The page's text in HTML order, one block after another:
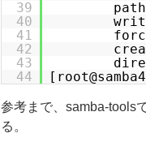
39
40
41
42
43
44
参考まで、samba-tools
る。